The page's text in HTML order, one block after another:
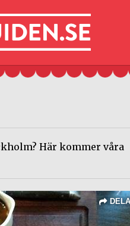
Här kommer våra